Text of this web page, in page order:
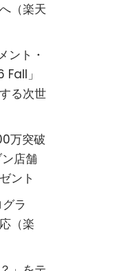
（楽天
ント・
」
る次世
万突破
店舗
ント
ラ
（楽